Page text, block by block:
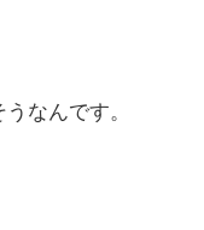
なんです。